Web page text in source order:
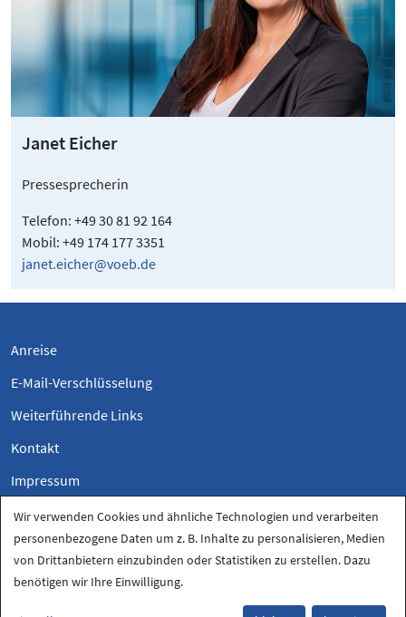
Janet Eicher
Pressesprecherin
Telefon: +49 30 81 92 164
Mobil: +49 174 177 3351
janet.eicher@voeb.de
Anreise
E-Mail-Verschlüsselung
Weiterführende Links
Kontakt
Impressum
Datenschutzerklärung
Datenschutz-Einstellungen
Wir verwenden Cookies und ähnliche Technologien und verarbeiten
personenbezogene Daten um z. B. Inhalte zu personalisieren, Medien
von Drittanbietern einzubinden oder Statistiken zu erstellen. Dazu
benötigen wir Ihre Einwilligung.